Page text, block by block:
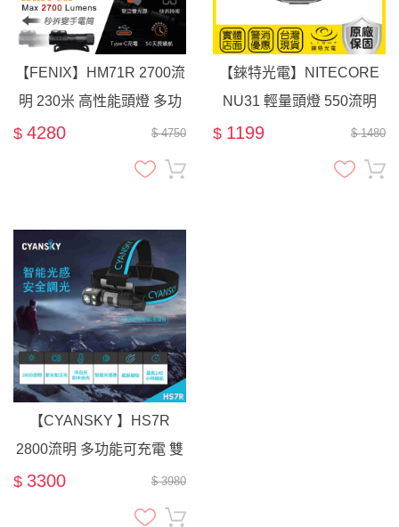
【FENIX】HM71R 2700流
明 230米 高性能頭燈 多功
能 工業頭燈 聚泛光 磁吸 快
拆 TYPE-C 手電筒
$ 4750
$ 4280
【錸特光電】NITECORE
NU31 輕量頭燈 550流明
145米 USB-C 三光源 鋁合
金 岩灰Slate Grey
$ 1480
$ 1199
【CYANSKY 】HS7R
2800流明 多功能可充電 雙
色溫 聚光 泛光 L型頭燈 強
光手電筒 工作頭燈
$ 3980
$ 3300